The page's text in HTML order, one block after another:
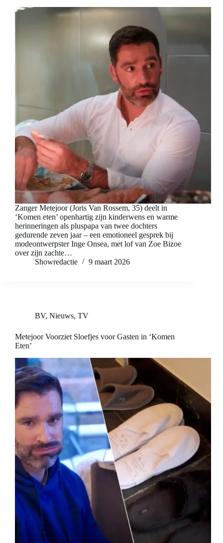
Zanger Metejoor (Joris Van Rossem, 35) deelt in
‘Komen eten’ openhartig zijn kinderwens en warme
herinneringen als pluspapa van twee dochters
gedurende zeven jaar – een emotioneel gesprek bij
modeontwerpster Inge Onsea, met lof van Zoe Bizoe
over zijn zachte…
Showredactie
9 maart 2026
BV, Nieuws, TV
Metejoor Voorziet Sloefjes voor Gasten in ‘Komen
Eten’